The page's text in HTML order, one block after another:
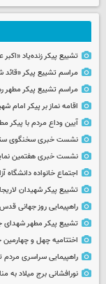
تشییع پیکر زنده‌یاد
مراسم تشییع پیکر
مراسم تشییع پیکر مطهر
اقامه نماز بر پیکر امام
آیین وداع مردم با پیکر
نشست خبری سخنگوی
نشست خبری هفتمین
اجتماع خانواده
تشییع پیکر شهیدان
راهپیمایی روز جهانی
تشییع پیکر مطهر شهدای
اختتامیه چهل و
راهپیمایی سراسری مردم تهران
نورافشانی برج میلاد به